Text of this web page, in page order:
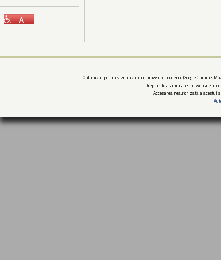
Optimizat pentru vizualizare cu browsere moderne (Google Chrome,
Drepturile asupra acestui website
Accesarea neautorizată a acestui